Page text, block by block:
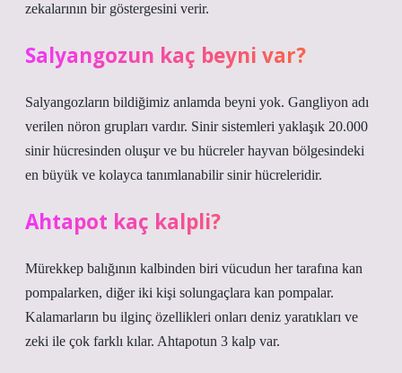
zekalarının bir göstergesini verir.
Salyangozun kaç beyni var?
Salyangozların bildiğimiz anlamda beyni yok. Gangliyon adı
verilen nöron grupları vardır. Sinir sistemleri yaklaşık 20.000
sinir hücresinden oluşur ve bu hücreler hayvan bölgesindeki
en büyük ve kolayca tanımlanabilir sinir hücreleridir.
Ahtapot kaç kalpli?
Mürekkep balığının kalbinden biri vücudun her tarafına kan
pompalarken, diğer iki kişi solungaçlara kan pompalar.
Kalamarların bu ilginç özellikleri onları deniz yaratıkları ve
zeki ile çok farklı kılar. Ahtapotun 3 kalp var.